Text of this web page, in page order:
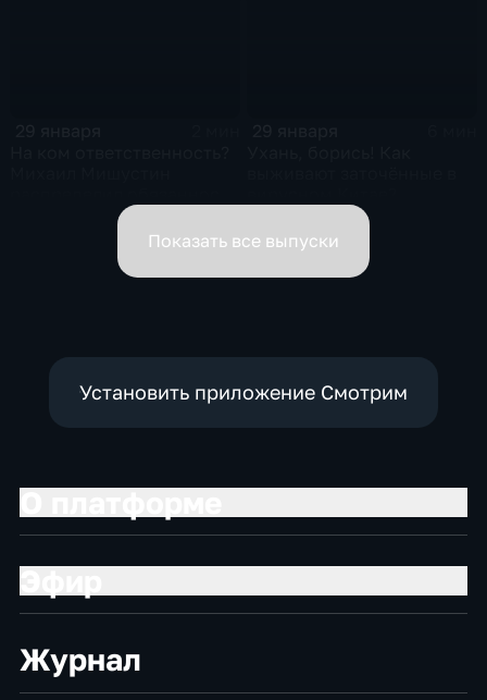
вице-премьеров
Показать все выпуски
Установить приложение Смотрим
Журнал